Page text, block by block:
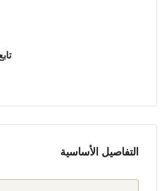
التفاصيل الأساسية